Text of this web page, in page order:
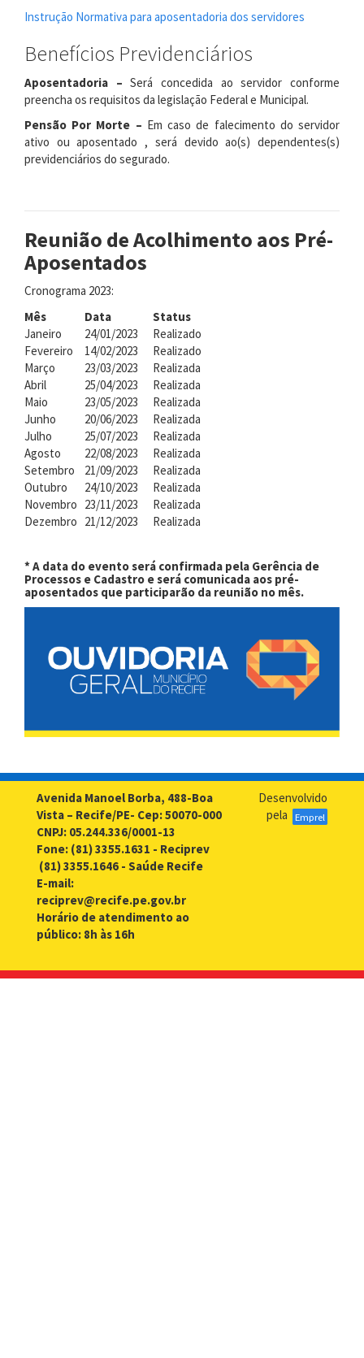
Instrução Normativa para aposentadoria dos servidores
Benefícios Previdenciários
Aposentadoria – Será concedida ao servidor conforme
preencha os requisitos da legislação Federal e Municipal.
Pensão Por Morte – Em caso de falecimento do servidor
ativo ou aposentado , será devido ao(s) dependentes(s)
previdenciários do segurado.
Reunião de Acolhimento aos Pré-
Aposentados
Cronograma 2023:
Mês
Data
Status
Janeiro
24/01/2023
Realizado
Fevereiro
14/02/2023
Realizado
Março
23/03/2023
Realizada
Abril
25/04/2023
Realizada
Maio
23/05/2023
Realizada
Junho
20/06/2023
Realizada
Julho
25/07/2023
Realizada
Agosto
22/08/2023
Realizada
Setembro
21/09/2023
Realizada
Outubro
24/10/2023
Realizada
Novembro 23/11/2023
Realizada
Dezembro 21/12/2023 Realizada
* A data do evento será confirmada pela Gerência de
Processos e Cadastro e será comunicada aos pré-
aposentados que participarão da reunião no mês.
Avenida Manoel Borba, 488-Boa
Vista – Recife/PE- Cep: 50070-000
CNPJ: 05.244.336/0001-13
Fone: (81) 3355.1631 - Reciprev
(81) 3355.1646 - Saúde Recife
E-mail:
reciprev@recife.pe.gov.br
Horário de atendimento ao
público: 8h às 16h
Desenvolvido
pela
Emprel